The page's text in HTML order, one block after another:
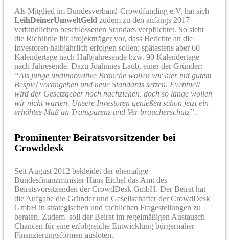
Als Mitglied im Bundesverband-Crowdfunding e.V. hat sich
LeihDeinerUmweltGeld zudem zu den anfangs 2017
verbindlichen beschlossenen Standars verpflichtet. So sieht
die Richtlinie für Projektträger vor, dass Berichte an die
Investoren halbjährlich erfolgen sollen; spätestens aber 60
Kalendertage nach Halbjahresende bzw. 90 Kalendertage
nach Jahresende. Dazu Joahnnes Laub, einer der Gründer:
“Als junge undinnovative Branche wollen wir hier mit gutem
Bespiel vorangehen und neue Standards setzen. Eventuell
wird der Gesetzgeber noch nachziehen, doch so lange wollen
wir nicht warten. Unsere Investoren genießen schon jetzt ein
erhöhtes Maß an Transparenz und Ver braucherschutz”.
Prominenter Beiratsvorsitzender bei
Crowddesk
Seit August 2012 bekleidet der ehemalige
Bundesfinanzminister Hans Eichel das Amt des
Beiratsvorsitzenden der CrowdDesk GmbH. Der Beirat hat
die Aufgabe die Gründer und Gesellschafter der CrowdDesk
GmbH in strategischen und fachlichen Fragestellungen zu
beraten. Zudem soll der Beirat im regelmäßigen Austausch
Chancen für eine erfolgreiche Entwicklung bürgernaher
Finanzierungsformen ausloten.